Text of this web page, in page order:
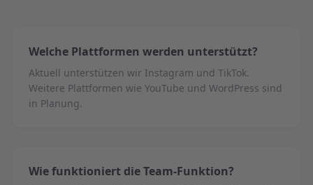
Welche Plattformen werden unterstützt?
Aktuell unterstützen wir Instagram und TikTok.
Weitere Plattformen wie YouTube und WordPress sind
in Planung.
Wie funktioniert die Team-Funktion?